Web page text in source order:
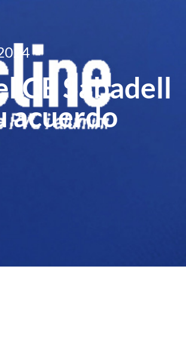
CE Sabadell
acuerdo